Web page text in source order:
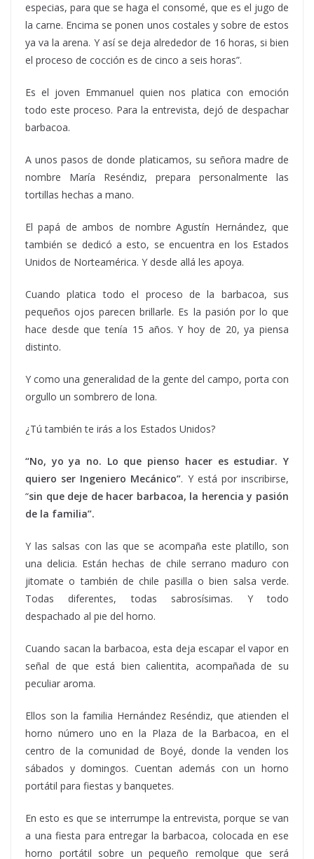
especias, para que se haga el consomé, que es el jugo de
la carne. Encima se ponen unos costales y sobre de estos
ya va la arena. Y así se deja alrededor de 16 horas, si bien
el proceso de cocción es de cinco a seis horas”.
Es el joven Emmanuel quien nos platica con emoción
todo este proceso. Para la entrevista, dejó de despachar
barbacoa.
A unos pasos de donde platicamos, su señora madre de
nombre María Reséndiz, prepara personalmente las
tortillas hechas a mano.
El papá de ambos de nombre Agustín Hernández, que
también se dedicó a esto, se encuentra en los Estados
Unidos de Norteamérica. Y desde allá les apoya.
Cuando platica todo el proceso de la barbacoa, sus
pequeños ojos parecen brillarle. Es la pasión por lo que
hace desde que tenía 15 años. Y hoy de 20, ya piensa
distinto.
Y como una generalidad de la gente del campo, porta con
orgullo un sombrero de lona.
¿Tú también te irás a los Estados Unidos?
“No, yo ya no. Lo que pienso hacer es estudiar. Y
quiero ser Ingeniero Mecánico”. Y está por inscribirse,
“sin que deje de hacer barbacoa, la herencia y pasión
de la familia”.
Y las salsas con las que se acompaña este platillo, son
una delicia. Están hechas de chile serrano maduro con
jitomate o también de chile pasilla o bien salsa verde.
Todas diferentes, todas sabrosísimas. Y todo
despachado al pie del horno.
Cuando sacan la barbacoa, esta deja escapar el vapor en
señal de que está bien calientita, acompañada de su
peculiar aroma.
Ellos son la familia Hernández Reséndiz, que atienden el
horno número uno en la Plaza de la Barbacoa, en el
centro de la comunidad de Boyé, donde la venden los
sábados y domingos. Cuentan además con un horno
portátil para fiestas y banquetes.
En esto es que se interrumpe la entrevista, porque se van
a una fiesta para entregar la barbacoa, colocada en ese
horno portátil sobre un pequeño remolque que será